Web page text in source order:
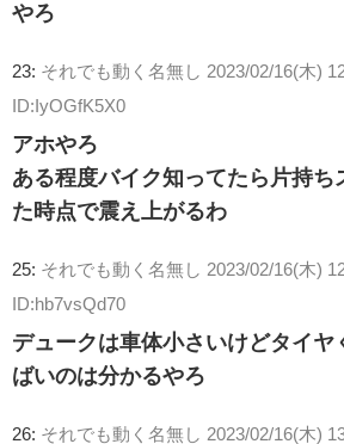
やろ
23: それでも動く名無し
2023/02/16(木)
ID:IyOGfK5X0
アホやろ
ある程度バイク知ってたら片持ち
た時点で震え上がるわ
25: それでも動く名無し
2023/02/16(木)
ID:hb7vsQd70
デュークは車体小さいけどタイヤ
ばいのは分かるやろ
26: それでも動く名無し
2023/02/16(木)